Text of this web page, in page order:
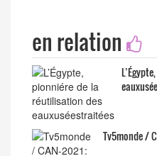
en relation
Tv5monde /